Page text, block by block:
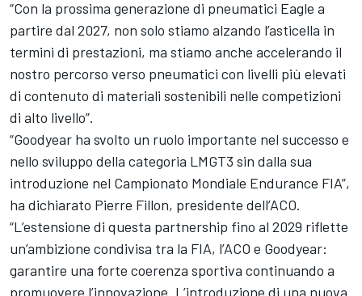
“Con la prossima generazione di pneumatici Eagle a
partire dal 2027, non solo stiamo alzando l’asticella in
termini di prestazioni, ma stiamo anche accelerando il
nostro percorso verso pneumatici con livelli più elevati
di contenuto di materiali sostenibili nelle competizioni
di alto livello”.
“Goodyear ha svolto un ruolo importante nel successo e
nello sviluppo della categoria LMGT3 sin dalla sua
introduzione nel Campionato Mondiale Endurance FIA”,
ha dichiarato Pierre Fillon, presidente dell’ACO.
“L’estensione di questa partnership fino al 2029 riflette
un’ambizione condivisa tra la FIA, l’ACO e Goodyear:
garantire una forte coerenza sportiva continuando a
promuovere l’innovazione. L’introduzione di una nuova